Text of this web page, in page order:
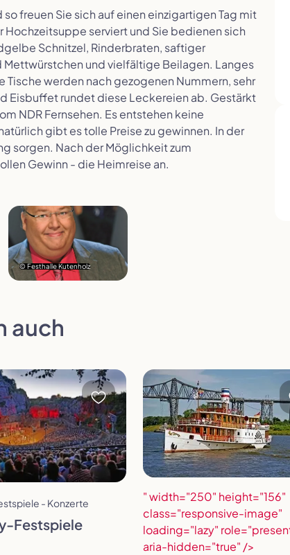
freuen Sie sich auf einen einzigartigen Tag mit
Hochzeitsuppe serviert und Sie bedienen sich
Schnitzel, Rinderbraten, saftiger
Mettwürstchen und vielfältige Beilagen. Langes
werden nach gezogenen Nummern, sehr
Eisbuffet rundet diese Leckereien ab. Gestärkt
NDR Fernsehen. Es entstehen keine
gibt es tolle Preise zu gewinnen. In der
sorgen. Nach der Möglichkeit zum
Gewinn - die Heimreise an.
© Festhalle Kutenholz
auch
- Konzerte
Festspiele
Reise öffnen
" width="250" height="156"
class="responsive-image"
loading="lazy"
aria-hidden="true" />